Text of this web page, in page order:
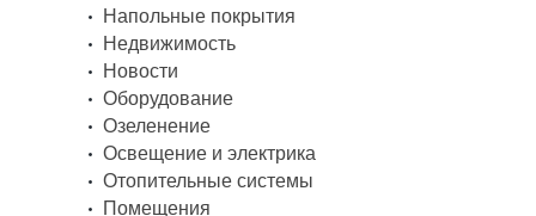
Напольные покрытия
Недвижимость
Новости
Оборудование
Озеленение
Освещение и электрика
Отопительные системы
Помещения